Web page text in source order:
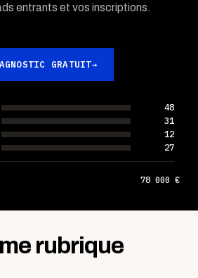
entrants et vos inscriptions.
GRATUIT→
48
31
12
27
78 000 €
rubrique